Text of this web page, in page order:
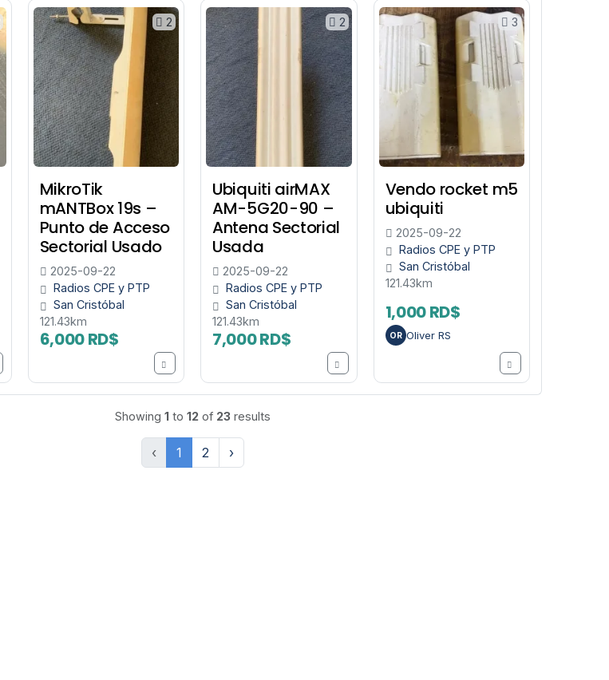
2
MikroTik
mANTBox 19s –
Punto de Acceso
Sectorial Usado
2025-09-22
Radios CPE y PTP
San Cristóbal
121.43km
6,000 RD$
2
Ubiquiti airMAX
AM-5G20-90 –
Antena Sectorial
Usada
2025-09-22
Radios CPE y PTP
San Cristóbal
121.43km
7,000 RD$
3
Vendo rocket m5
ubiquiti
2025-09-22
Radios CPE y PTP
San Cristóbal
121.43km
1,000 RD$
OR Oliver RS
Showing 1to 12 of 23 results
‹ 1 2 ›